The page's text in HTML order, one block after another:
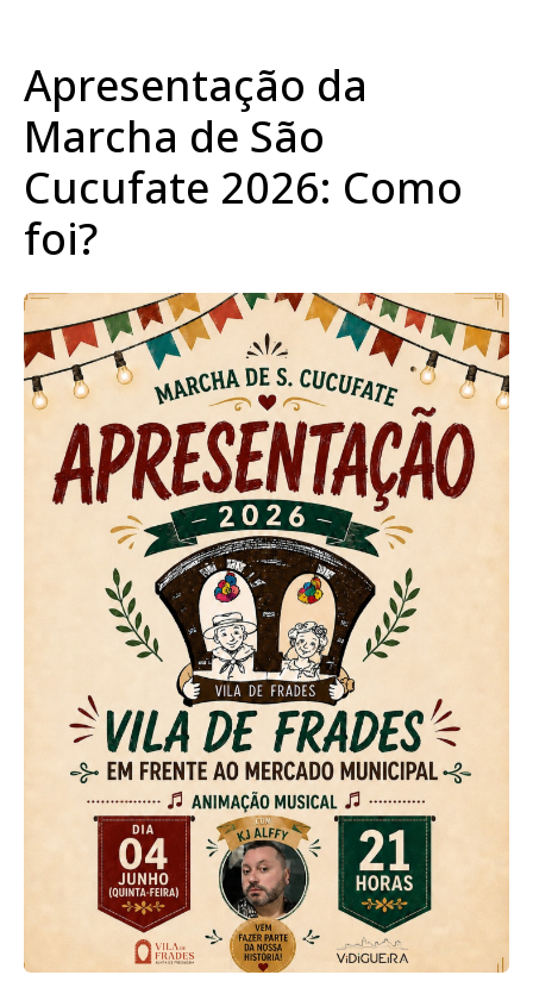
Apresentação da
Marcha de São
Cucufate 2026: Como
foi?